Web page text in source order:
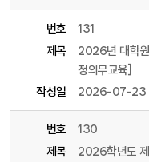
번호
131
제목
2026년 대학원
정의무교육]
작성일
2026-07-23
번호
130
제목
2026학년도 제